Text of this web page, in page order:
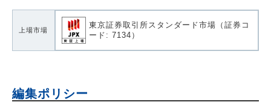
上場市場
東京証券取引所スタンダード市場（証券コ
ード: 7134）
編集ポリシー